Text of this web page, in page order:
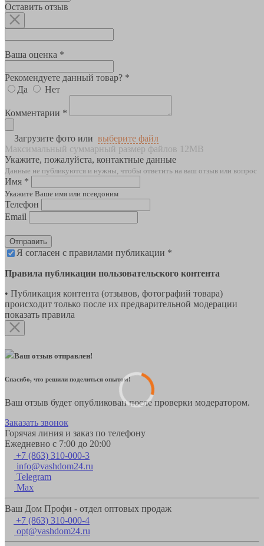
Оставить отзыв
Ваша оценка *
Рекомендуете данный товар? *
Да
Нет
Комментарии *
Загрузите фото или выберите файл
Максимальный суммарный размер файлов 12MB
Укажите, пожалуйста, контактные данные
Данные не публикуются и нужны, чтобы ответить на ваш отзыв или вопрос
Имя *
Укажите Ваше имя или псевдоним
Телефон
Email
Отправить
Я согласен с правилами публикации *
Правила публикации пользовательского контента
• Публикация контента (отзывов, фотографий товара)
происходит только после их предварительной модерации
показать правила
Ваш отзыв отправлен!
Спасибо, что решили поделиться опытом!
Ваш отзыв будет опубликован после проверки модератором.
Заказать звонок
Горячая линия и заказ по телефону
Ежедневно с 7:00 до 20:00
+7 (863) 310-000-3
info@vashdom24.ru
Telegram
Max
Ваш Дом Профи - отдел оптовых продаж
+7 (863) 310-000-4
opt@vashdom24.ru